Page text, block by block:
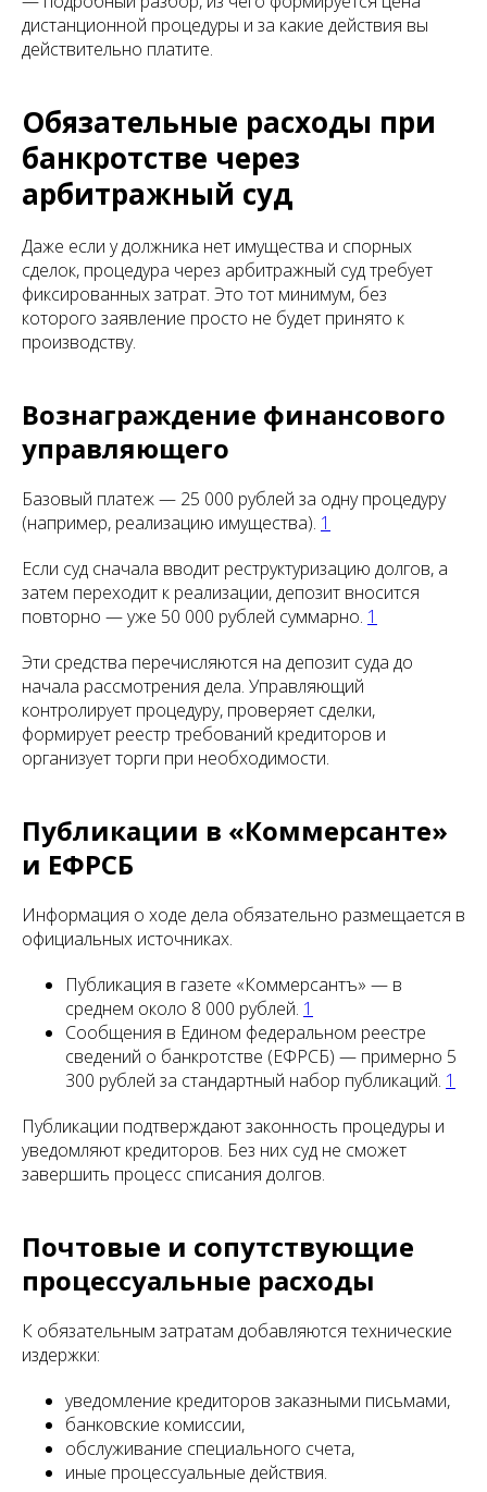
дистанционной процедуры и за какие действия вы
действительно платите.
Обязательные расходы при
банкротстве через
арбитражный суд
Даже если у должника нет имущества и спорных
сделок, процедура через арбитражный суд требует
фиксированных затрат. Это тот минимум, без
которого заявление просто не будет принято к
производству.
Вознаграждение финансового
управляющего
Базовый платеж — 25 000 рублей за одну процедуру
(например, реализацию имущества). 1
Если суд сначала вводит реструктуризацию долгов, а
затем переходит к реализации, депозит вносится
повторно — уже 50 000 рублей суммарно. 1
Эти средства перечисляются на депозит суда до
начала рассмотрения дела. Управляющий
контролирует процедуру, проверяет сделки,
формирует реестр требований кредиторов и
организует торги при необходимости.
Публикации в «Коммерсанте»
и ЕФРСБ
Информация о ходе дела обязательно размещается в
официальных источниках.
Публикация в газете «Коммерсантъ» — в
среднем около 8 000 рублей. 1
Сообщения в Едином федеральном реестре
сведений о банкротстве (ЕФРСБ) — примерно 5
300 рублей за стандартный набор публикаций. 1
Публикации подтверждают законность процедуры и
уведомляют кредиторов. Без них суд не сможет
завершить процесс списания долгов.
Почтовые и сопутствующие
процессуальные расходы
К обязательным затратам добавляются технические
издержки:
уведомление кредиторов заказными письмами,
банковские комиссии,
обслуживание специального счета,
иные процессуальные действия.